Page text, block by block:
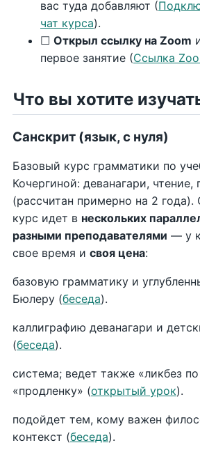
вас туда добавляют (
чат курса).
☐ Открыл ссылку на Zoom
первое занятие (Ссылка
Что вы хотите
Санскрит (язык, с нуля)
Базовый курс грамматики по
Кочергиной: деванагари,
(рассчитан примерно на 2
курс идет в нескольких
разными преподавателями — у
свое время и своя цена:
базовую грамматику и
Бюлеру (беседа).
каллиграфию деванагари и
(беседа).
система; ведет также «ликбез
«продленку» (открытый урок).
подойдет тем, кому важен
контекст (беседа).